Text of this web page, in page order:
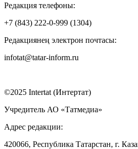
Редакция телефоны:
+7 (843) 222-0-999 (1304)
Редакциянең электрон почтасы:
infotat@tatar-inform.ru
©2025 Intertat (Интертат)
Учредитель АО «Татмедиа»
Адрес редакции:
420066, Республика Татарстан, г.